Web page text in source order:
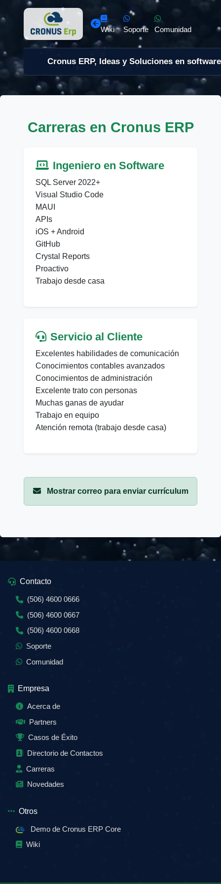
Wiki Soporte Comunidad
Cronus ERP, Ideas y Soluciones en software
Carreras en Cronus ERP
Ingeniero en Software
SQL Server 2022+
Visual Studio Code
MAUI
APIs
iOS + Android
GitHub
Crystal Reports
Proactivo
Trabajo desde casa
Servicio al Cliente
Excelentes habilidades de comunicación
Conocimientos contables avanzados
Conocimientos de administración
Excelente trato con personas
Muchas ganas de ayudar
Trabajo en equipo
Atención remota (trabajo desde casa)
Mostrar correo para enviar currículum
Contacto
(506) 4600 0666
(506) 4600 0667
(506) 4600 0668
Soporte
Comunidad
Empresa
Acerca de
Partners
Casos de Éxito
Directorio de Contactos
Carreras
Novedades
Otros
Demo de Cronus ERP Core
Wiki